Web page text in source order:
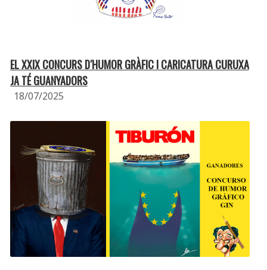
EL XXIX CONCURS D′HUMOR GRÀFIC I CARICATURA CURUXA
JA TÉ GUANYADORS
18/07/2025